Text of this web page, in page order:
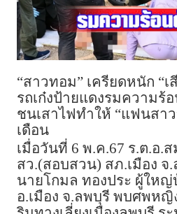
“สาวทอม” เครียดหนัก “เ
รถเก๋งป้ายแดงรมความร้
ชนเสาไฟทำให้ “แฟนสาว
เดือน
เมื่อวันที่ 6 พ.ค.67 ร.ต.อ.
สว.(สอบสวน) สภ.เมือง จ
นายโกมล ทองประ ผู้ใหญ่
อ.เมือง จ.ลพบุรี พบศพหญิ